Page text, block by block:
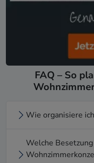
FAQ – So
Wie organisiere
Welche